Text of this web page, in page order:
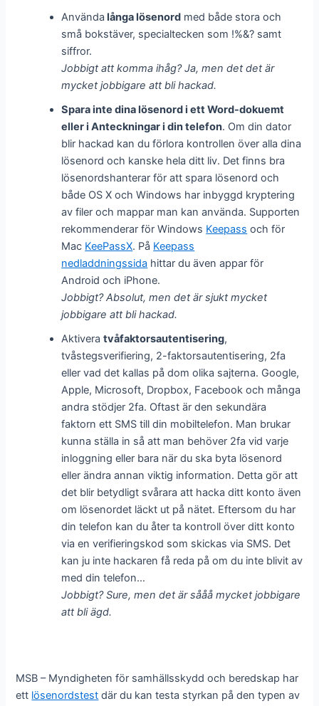
Använda långa lösenord med både stora och
små bokstäver, specialtecken som !%&? samt
siffror.
Jobbigt att komma ihåg? Ja, men det det är
mycket jobbigare att bli hackad.
Spara inte dina lösenord i ett Word-dokuemt
eller i Anteckningar i din telefon. Om din dator
blir hackad kan du förlora kontrollen över alla dina
lösenord och kanske hela ditt liv. Det finns bra
lösenordshanterar för att spara lösenord och
både OS X och Windows har inbyggd kryptering
av filer och mappar man kan använda. Supporten
rekommenderar för Windows Keepass och för
Mac KeePassX. På Keepass
nedladdningssida hittar du även appar för
Android och iPhone.
Jobbigt? Absolut, men det är sjukt mycket
jobbigare att bli hackad.
Aktiveratvåfaktorsautentisering,
tvåstegsverifiering, 2-faktorsautentisering, 2fa
eller vad det kallas på dom olika sajterna. Google,
Apple, Microsoft, Dropbox, Facebook och många
andra stödjer 2fa. Oftast är den sekundära
faktorn ett SMS till din mobiltelefon. Man brukar
kunna ställa in så att man behöver 2fa vid varje
inloggning eller bara när du ska byta lösenord
eller ändra annan viktig information. Detta gör att
det blir betydligt svårara att hacka ditt konto även
om lösenordet läckt ut på nätet. Eftersom du har
din telefon kan du åter ta kontroll över ditt konto
via en verifieringskod som skickas via SMS. Det
kan ju inte hackaren få reda på om du inte blivit av
med din telefon…
Jobbigt? Sure, men det är sååå mycket jobbigare
att bli ägd.
MSB – Myndigheten för samhällsskydd och beredskap har
ett lösenordstest där du kan testa styrkan på den typen av